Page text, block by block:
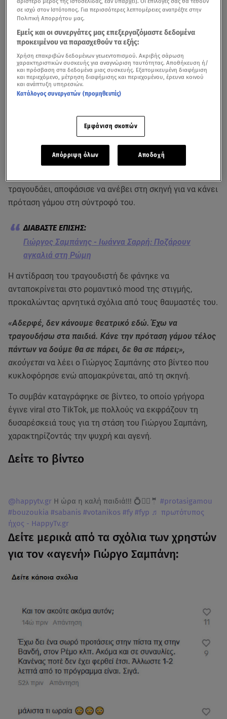
Έντονες αντιδράσεις έχει πυροδοτήσει η συμπεριφορά
Γιώργου Σαμπάνησε πρόσφατη εμφάνισή του, όταν
τραγουδάει, αποφάσισε να ανέβει στη σκηνή για να κάνει
πρόταση γάμου στη σύντροφό του.
Γιώργος Σαμπάνης - Ιωάννα Σαρρή: Ποζάρουν
αγκαλιά στη Ρώμη
Η αντίδραση του τραγουδιστή δε φάνηκε να
ανταποκρίνεται στο ρομαντικό mood της στιγμής,
προκαλώντας αρνητικά σχόλια από τους θαυμαστές του.
«Αδερφέ, δεν κάνουμε θεατρικό εδώ. Έχω να
τραγουδήσω στα παιδιά. Κάνε την πρόταση γάμου τέλος
πάντων να δούμε θα σε πάρει, δε θα σε πάρει;»,
ακούγεται να λέει ο Γιώργος Σαμπάνης στο βίντεο που
κυκλοφόρησε ενώ απομακρύνεται, από τη σκηνή.
Το συμβάν καταγράφηκε σε βίντεο, το οποίο γρήγορα
έγινε viral στο TikTok, με πολλούς να εκφράζουν τη
δυσαρέσκειά τους για τη στάση του Γιώργου Σαμπάνη,
χαρακτηρίζοντάς την ψυχρή και αγενή.
Δείτε το βίντεο
@happytv.gr Η ώρα η καλή παιδιά!!! 💍👰‍♂️🤵 #protasigamou
#bouzoukia #sabanis #votanikos #fy #fyp ♬ πρωτότυπος
ήχος - HappyTv.gr
Δείτε μερικά από τα σχόλια των χρηστών
για τον «αγενή» Γιώργο Σαμπάνη:
σε ισχύ στον Ιστότοπος. Για περισσότερες λεπτομέρειες ανατρέξτε στην
Πολιτική Απορρήτου μας.
Εμείς και οι συνεργάτες μας επεξεργαζόμαστε δεδομένα
προκειμένου να παρασχεθούν τα εξής:
Χρήση επακριβών δεδομένων γεωεντοπισμού. Ακριβής σάρωση
χαρακτηριστικών συσκευής για αναγνώριση ταυτότητας. Αποθήκευση ή/
και πρόσβαση στα δεδομένα μιας συσκευής. Εξατομικευμένη διαφήμιση
και περιεχόμενο, μέτρηση διαφήμισης και περιεχομένου, έρευνα κοινού
και ανάπτυξη υπηρεσιών.
Κατάλογος συνεργατών (προμηθευτές)
Εμφάνιση σκοπών
Απόρριψη όλων Αποδοχή